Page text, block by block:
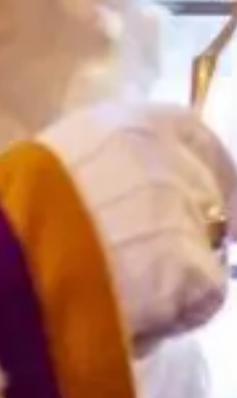
Gelukkig hebben we de
Piet Paparazzi is dit jaar erg
heeft heel veel mooie
gevoelige plaat vastgelegd.
wel! Kijk maar
Lees verder »